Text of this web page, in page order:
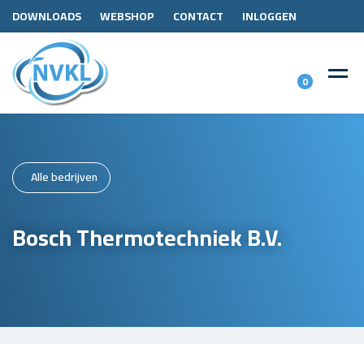
DOWNLOADS WEBSHOP CONTACT INLOGGEN
0
Alle bedrijven
Bosch Thermotechniek B.V.